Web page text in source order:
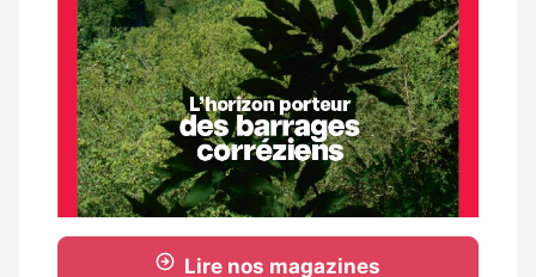
Lire nos magazines